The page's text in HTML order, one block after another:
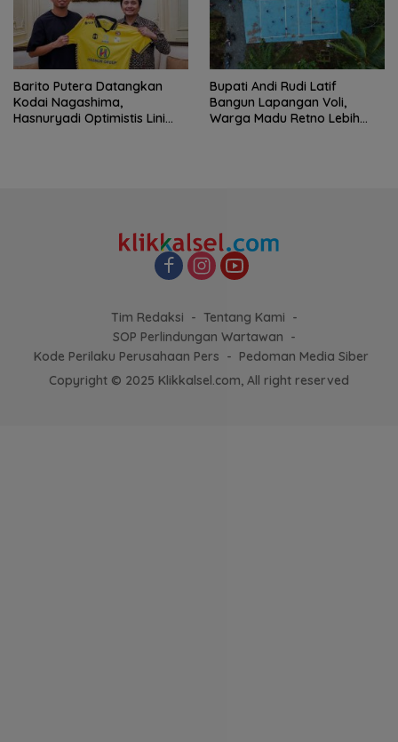
Barito Putera Datangkan
Kodai Nagashima,
Hasnuryadi Optimistis Lini
Bupati Andi Rudi Latif
Bangun Lapangan Voli,
Warga Madu Retno Lebih
Tim Redaksi
Tentang Kami
SOP Perlindungan Wartawan
Kode Perilaku Perusahaan Pers
Pedoman Media Siber
Copyright © 2025 Klikkalsel.com, All right reserved